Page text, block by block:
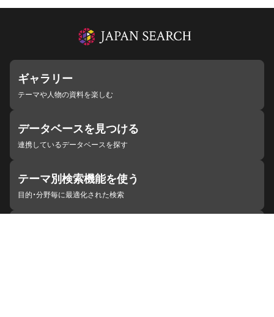
ギャラリー
テーマや人物の資料を楽しむ
データベースを見つける
連携しているデータベースを探す
テーマ別検索機能を使う
目的・分野毎に最適化された検索